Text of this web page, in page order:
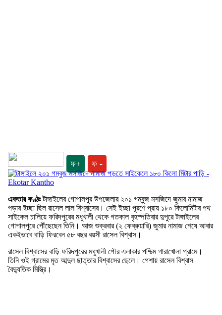
ফ+ ফ -
একতার কণ্ঠঃটাঙ্গাইলের গোপালপুর উপজেলার ২০১ গম্বুজ মসজিদে জুমার নামাজ
পড়ার ইচ্ছা ছিল রাসেল লাল বিশ্বাসের। সেই ইচ্ছা পূরণে প্রায় ১৮০ কিলোমিটার পথ
সাইকেল চালিয়ে ফরিদপুরের মধুখালী থেকে গতকাল বৃহস্পতিবার দুপুরে টাঙ্গাইলের
গোপালপুরে পৌঁছেছেন তিনি। আজ শুক্রবার (২ ফেব্রুয়ারি) জুমার নামাজ শেষে আবার
একইভাবে বাড়ি ফিরবেন ৫৮ বছর বয়সী রাসেল বিশ্বাস।
রাসেল বিশ্বাসের বাড়ি ফরিদপুরের মধুখালী পৌর এলাকার পশ্চিম গারাখোলা গ্রামে।
তিনি ওই গ্রামের মৃত আব্দুল ছাত্তার বিশ্বাসের ছেলে। পেশায় রাসেল বিশ্বাস
বৈদ্যুতিক মিস্ত্রি।